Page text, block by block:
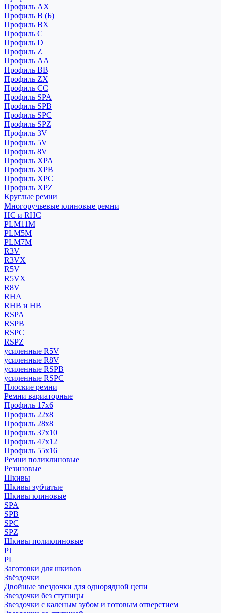
Профиль AX
Профиль B (Б)
Профиль BX
Профиль C
Профиль D
Профиль Z
Профиль АА
Профиль BB
Профиль ZX
Профиль CC
Профиль SPA
Профиль SPB
Профиль SPC
Профиль SPZ
Профиль 3V
Профиль 5V
Профиль 8V
Профиль XPA
Профиль XPB
Профиль XPC
Профиль XPZ
Круглые ремни
Многоручьевые клиновые ремни
HC и RHC
PLM11M
PLM5M
PLM7M
R3V
R3VX
R5V
R5VX
R8V
RHA
RHB и HB
RSPA
RSPB
RSPC
RSPZ
усиленные R5V
усиленные R8V
усиленные RSPB
усиленные RSPC
Плоские ремни
Ремни вариаторные
Профиль 17x6
Профиль 22x8
Профиль 28x8
Профиль 37x10
Профиль 47x12
Профиль 55x16
Ремни поликлиновые
Резиновые
Шкивы
Шкивы зубчатые
Шкивы клиновые
SPA
SPB
SPC
SPZ
Шкивы поликлиновые
PJ
PL
Заготовки для шкивов
Звёздочки
Двойные звездочки для однорядной цепи
Звездочки без ступицы
Звездочки с каленым зубом и готовым отверстием